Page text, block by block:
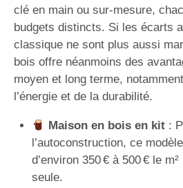
clé en main ou sur-mesure,
budgets distincts. Si les écarts
classique ne sont plus aussi
bois offre néanmoins des
moyen et long terme,
l’énergie et de la durabilité.
Maison en bois en kit:
l’autoconstruction, ce
d’environ 350 € à 500 € le
seule.